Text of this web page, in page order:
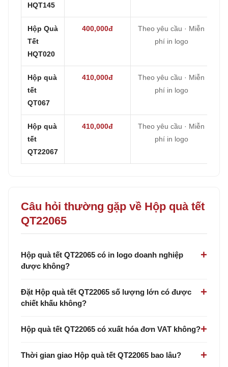
HQT145
Hộp Quà
Tết
HQT020
400,000đ
Theo yêu cầu · Miễn
phí in logo
Hộp quà
tết
QT067
410,000đ
Theo yêu cầu · Miễn
phí in logo
Hộp quà
tết
QT22067
410,000đ
Theo yêu cầu · Miễn
phí in logo
Câu hỏi thường gặp về Hộp quà tết
QT22065
Hộp quà tết QT22065 có in logo doanh nghiệp
được không?
Đặt Hộp quà tết QT22065 số lượng lớn có được
chiết khấu không?
Hộp quà tết QT22065 có xuất hóa đơn VAT không?
Thời gian giao Hộp quà tết QT22065 bao lâu?